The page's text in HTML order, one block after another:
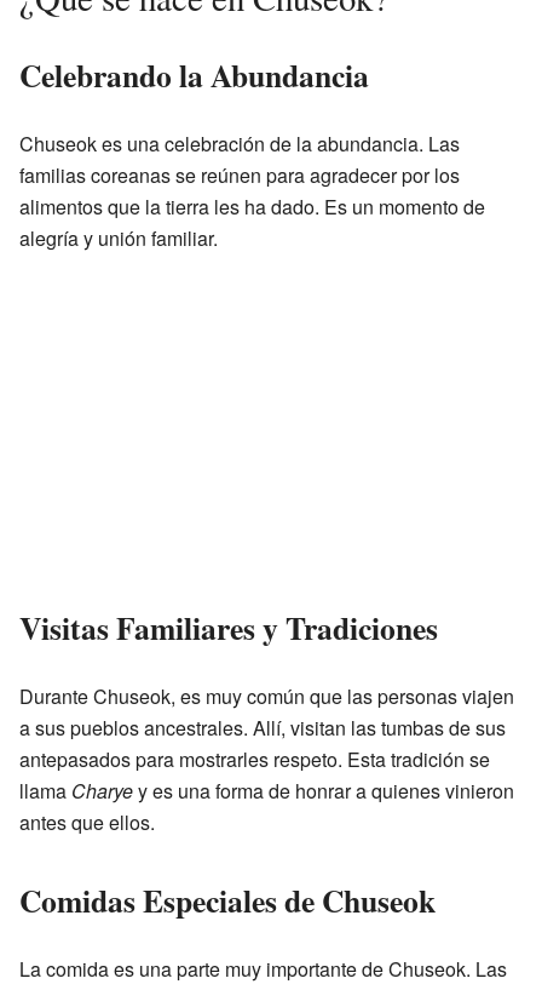
Celebrando la Abundancia
Chuseok es una celebración de la abundancia. Las
familias coreanas se reúnen para agradecer por los
alimentos que la tierra les ha dado. Es un momento de
alegría y unión familiar.
Visitas Familiares y Tradiciones
Durante Chuseok, es muy común que las personas viajen
a sus pueblos ancestrales. Allí, visitan las tumbas de sus
antepasados para mostrarles respeto. Esta tradición se
llama Charyey es una forma de honrar a quienes vinieron
antes que ellos.
Comidas Especiales de Chuseok
La comida es una parte muy importante de Chuseok. Las